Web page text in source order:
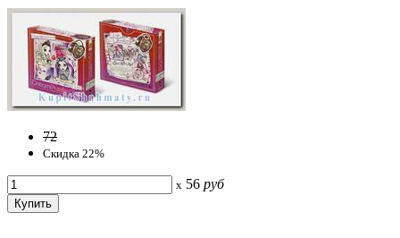
72
Скидка 22%
x 56 руб